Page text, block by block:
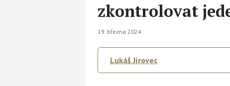
zkontrolovat
19. března 2024
Lukáš Jírovec